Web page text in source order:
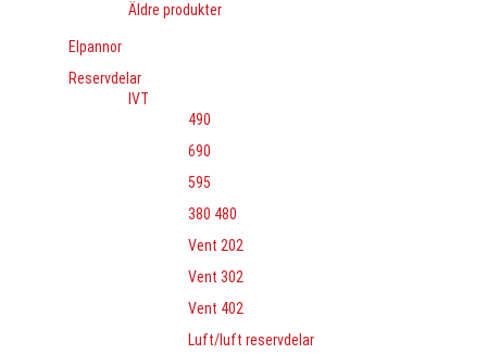
Äldre produkter
Elpannor
Reservdelar
IVT
490
690
595
380 480
Vent 202
Vent 302
Vent 402
Luft/luft reservdelar